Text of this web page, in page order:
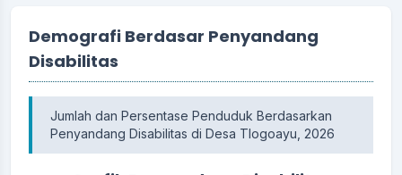
Demografi Berdasar Penyandang
Disabilitas
Jumlah dan Persentase Penduduk Berdasarkan
Penyandang Disabilitas di Desa Tlogoayu, 2026